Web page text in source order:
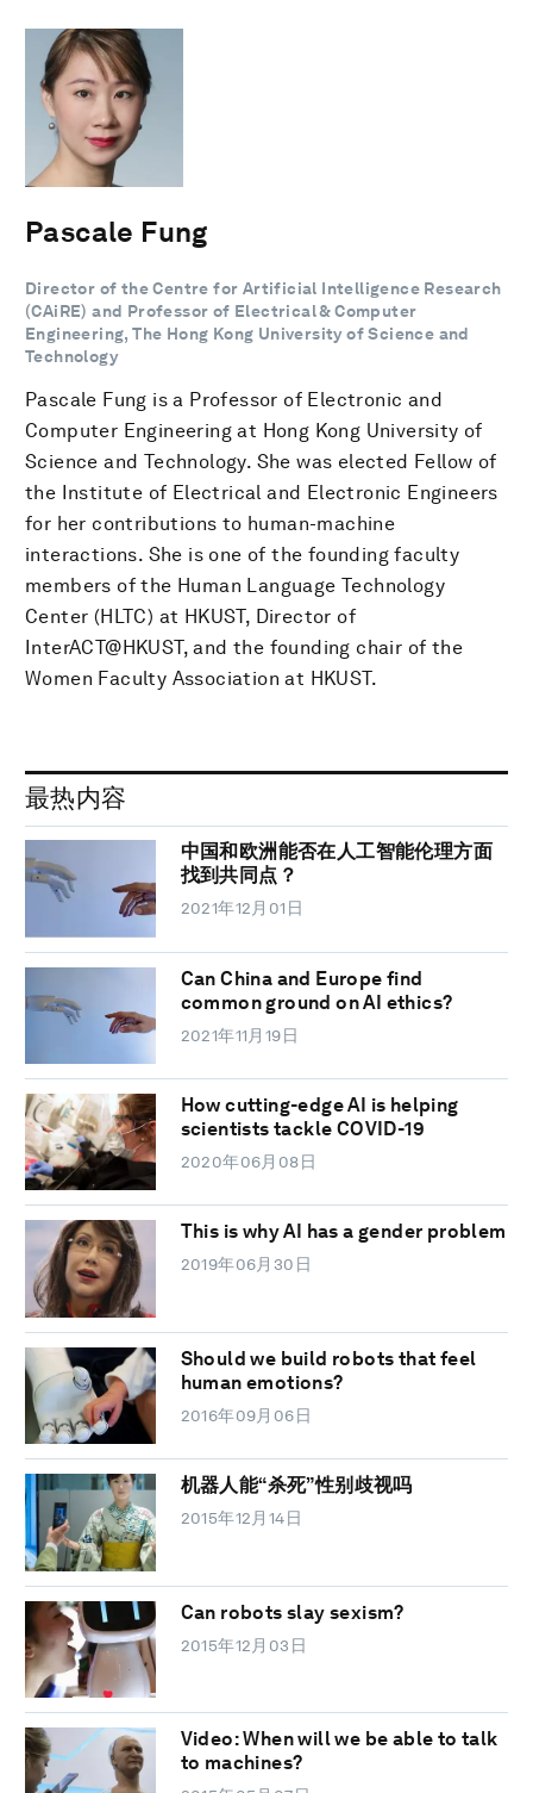
Pascale Fung
Director of the Centre for Artificial Intelligence Research
(CAiRE) and Professor of Electrical & Computer
Engineering, The Hong Kong University of Science and
Technology
Pascale Fung is a Professor of Electronic and
Computer Engineering at Hong Kong University of
Science and Technology. She was elected Fellow of
the Institute of Electrical and Electronic Engineers
for her contributions to human-machine
interactions. She is one of the founding faculty
members of the Human Language Technology
Center (HLTC) at HKUST, Director of
InterACT@HKUST, and the founding chair of the
Women Faculty Association at HKUST.
最热内容
中国和欧洲能否在人工智能伦理方面
找到共同点？
2021年12月01日
Can China and Europe find
common ground on AI ethics?
2021年11月19日
How cutting-edge AI is helping
scientists tackle COVID-19
2020年06月08日
This is why AI has a gender problem
2019年06月30日
Should we build robots that feel
human emotions?
2016年09月06日
机器人能“杀死”性别歧视吗
2015年12月14日
Can robots slay sexism?
2015年12月03日
Video: When will we be able to talk
to machines?